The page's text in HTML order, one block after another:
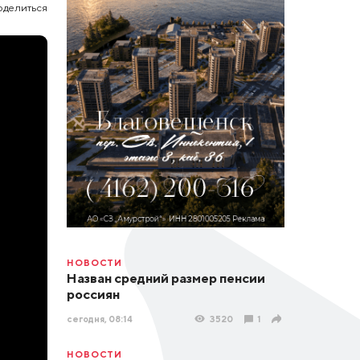
НОВОСТИ
Назван средний размер пенсии
россиян
сегодня, 08:14 3520 1
НОВОСТИ